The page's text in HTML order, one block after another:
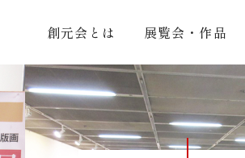
創元会とは 展覧会・作品